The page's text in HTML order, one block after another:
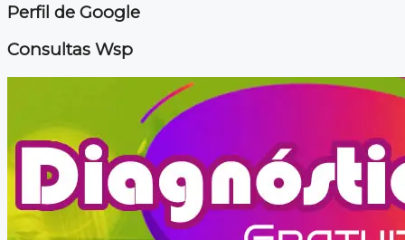
Perfil de Google
Consultas Wsp